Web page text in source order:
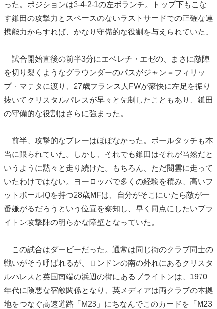
った。ポジションは3-4-2-1の左ボランチ。トップ下もこな
す鎌田の攻撃力とスペースのないラストサードでの正確な連
携能力からすれば、かなり守備的な役割を与えられていた。
試合開始直後の前半3分にエベレチ・エゼの、まさに敵陣
を切り裂くようなグラウンダーのパスがジャン＝フィリッ
プ・マテタに渡り、27歳フランス人FWが豪快に左足を振り
抜いてクリスタルパレスが早々と先制したこともあり、鎌田
の守備的な役割はさらに強まった。
前半、攻撃的なプレーはほぼなかった。ボールタッチも本
当に限られていた。しかし、それでも鎌田はそれが当然だと
いうように黙々と走り続けた。もちろん、ただ闇雲に走って
いたわけではない。ヨーロッパで多くの経験を積み、高いフ
ットボールIQを持つ28歳MFは、自分がそこにいたら敵が一
番嫌がるだろうという位置を察知し、早く同点にしたいブラ
イトン攻撃陣の明らかな障壁となっていた。
この試合はダービーだった。通常は同じ街のクラブ同士の
戦いがそう呼ばれるが、ロンドンの南の外れにあるクリスタ
ルパレスと英国南端の浜辺の街にあるブライトンは、1970
年代に険悪な宿敵関係となり、英メディアは両クラブの本拠
地をつなぐ高速道路「M23」にちなんでこのカードを「M23